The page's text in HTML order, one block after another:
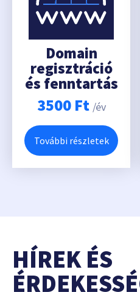
Domain
regisztráció
és fenntartás
3500 Ft /év
További részletek
HÍREK ÉS